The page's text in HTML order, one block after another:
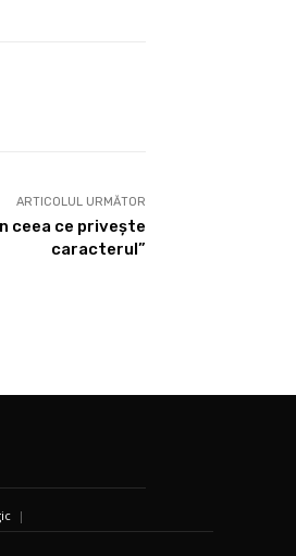
ARTICOLUL URMĂTOR
ceea ce privește
caracterul”
|